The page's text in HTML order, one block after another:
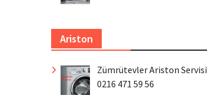
Ariston
Zümrütevler Ariston Servisi
0216 471 59 56